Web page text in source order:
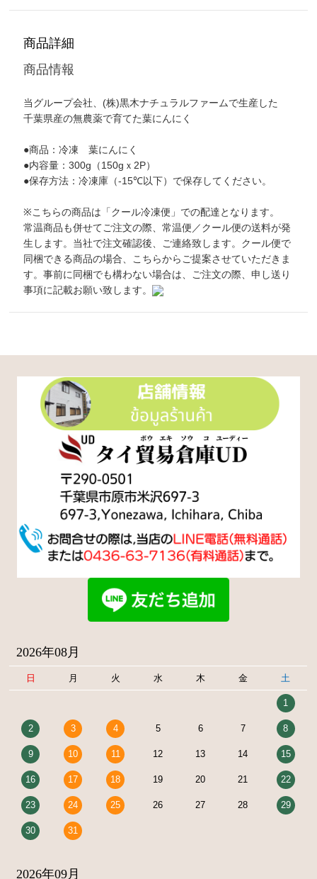
商品詳細
商品情報
当グループ会社、(株)黒木ナチュラルファームで生産した
千葉県産の無農薬で育てた葉にんにく
●商品：冷凍 葉にんにく
●内容量：300g（150gｘ2P）
●保存方法：冷凍庫（-15℃以下）で保存してください。
※こちらの商品は「クール冷凍便」での配達となります。
常温商品も併せてご注文の際、常温便／クール便の送料が発
生します。当社で注文確認後、ご連絡致します。クール便で
同梱できる商品の場合、こちらからご提案させていただきま
す。事前に同梱でも構わない場合は、ご注文の際、申し送り
事項に記載お願い致します。
2026年08月
日 月 火 水 木 金 土
1
2 3 4 5 6 7 8
9 10 11 12 13 14 15
16 17 18 19 20 21 22
23 24 25 26 27 28 29
30 31
2026年09月